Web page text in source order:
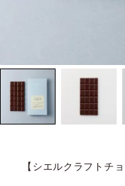
【シエルクラフトチ